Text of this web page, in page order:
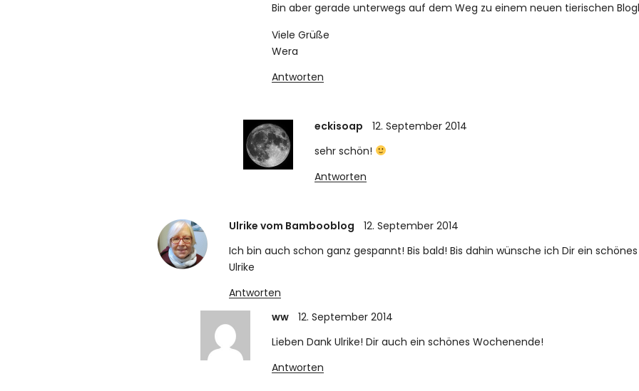
Bin aber gerade unterwegs auf dem Weg zu einem neuen tierischen
Viele Grüße
Wera
Antworten
eckisoap
12. September 2014
sehr schön!
Antworten
Ulrike vom Bambooblog
12. September 2014
Ich bin auch schon ganz gespannt! Bis bald! Bis dahin wünsche ich Dir ein
Ulrike
Antworten
ww
12. September 2014
Lieben Dank Ulrike! Dir auch ein schönes Wochenende!
Antworten